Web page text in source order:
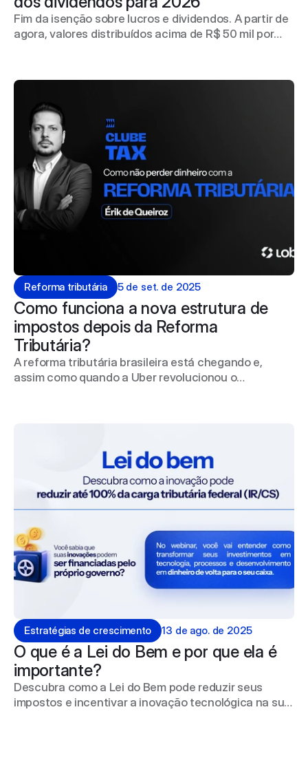
Fim da isenção sobre lucros e dividendos. A partir de
agora, valores distribuídos acima de R$ 50 mil por
é progressiva, começando em zero e aumentando
No acumulado anual, acima de R$ 1,2 milhão
distribuído em lucros, a tributação atinge a faixa
mais elevada dentro dessa nova regra.
Reforma tributária 5 de set. de 2025
Como funciona a nova estrutura de
impostos depois da Reforma
Tributária?
A reforma tributária brasileira está chegando e,
assim como quando a Uber revolucionou o
Estratégias de crescimento 13 de ago. de 2025
O que é a Lei do Bem e por que ela é
importante?
Descubra como a Lei do Bem pode reduzir seus
impostos e incentivar a inovação tecnológica na sua